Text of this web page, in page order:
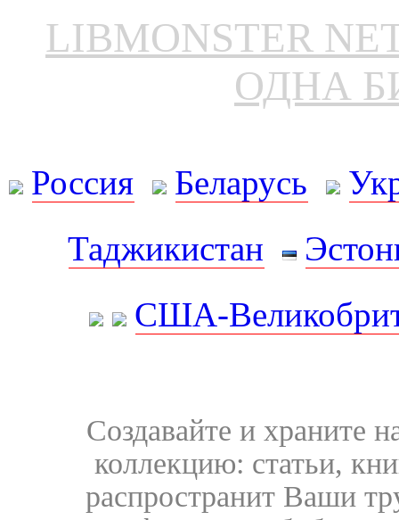
LIBMONSTER
ОДНА
Россия Беларусь
Таджикистан
США-
Создавайте и храните
коллекцию: статьи,
распространит Ваши